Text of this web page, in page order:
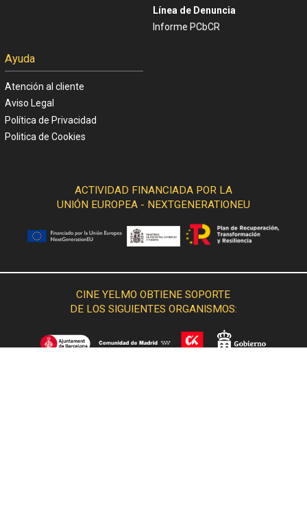
Línea de Denuncia
Informe PCbCR
Ayuda
Atención al cliente
Aviso Legal
Política de Privacidad
Politica de Cookies
ACTIVIDAD FINANCIADA POR LA
UNIÓN EUROPEA - NEXTGENERATIONEU
CINE YELMO OBTIENE SOPORTE
DE LOS SIGUIENTES ORGANISMOS: